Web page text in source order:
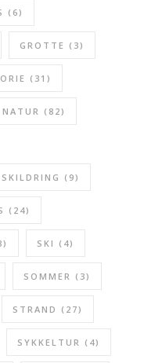
(6)
GROTTE (3)
(31)
NATUR (82)
(9)
(24)
SKI (4)
SOMMER (3)
STRAND (27)
SYKKELTUR (4)